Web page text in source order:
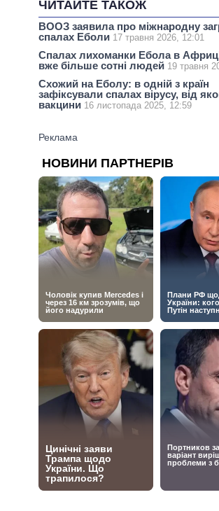
ЧИТАЙТЕ ТАКОЖ
ВООЗ заявила про міжнародну
спалах Еболи 17 травня 2026, 12:01
Спалах лихоманки Ебола в
вже більше сотні людей 19 травня
Схожий на Еболу: в одній з країн
зафіксували спалах вірусу, від
вакцини 16 листопада 2025, 12:59